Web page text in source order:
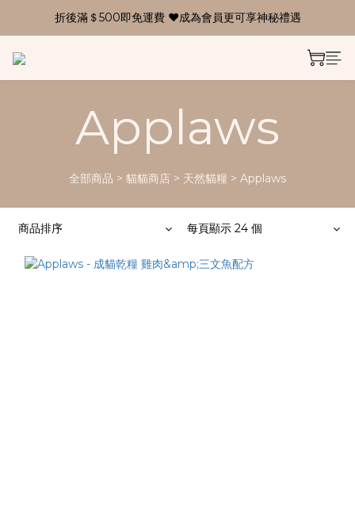
折後滿＄500即免運費 ❤成為會員更可享神秘禮遇
Applaws
全部商品 > 貓貓商店 > 天然貓糧 > Applaws
商品排序 每頁顯示 24 個